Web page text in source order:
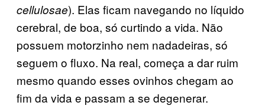
cellulosae). Elas ficam navegando no líquido
cerebral, de boa, só curtindo a vida. Não
possuem motorzinho nem nadadeiras, só
seguem o fluxo. Na real, começa a dar ruim
mesmo quando esses ovinhos chegam ao
fim da vida e passam a se degenerar.